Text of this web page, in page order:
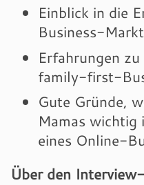
Einblick in die
Business-
Erfahrungen
family-first-
Gute Gründe,
Mamas
eines Online-
Über den